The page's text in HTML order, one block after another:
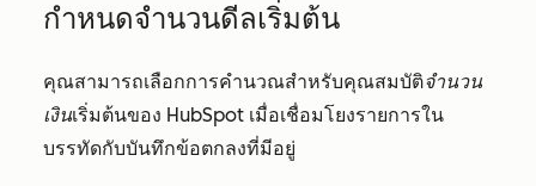
กำหนดจำนวนดีลเริ่มต้น
คุณสามารถเลือกการคำนวณสำหรับคุณสมบัติจำนวน
เงินเริ่มต้นของ HubSpot เมื่อเชื่อมโยงรายการใน
บรรทัดกับบันทึกข้อตกลงที่มีอยู่